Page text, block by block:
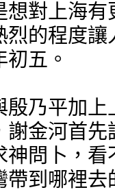
想對上海有
烈的程度讓
五。
殷乃平加上
謝金河首先
神問卜，看
帶到哪裡去